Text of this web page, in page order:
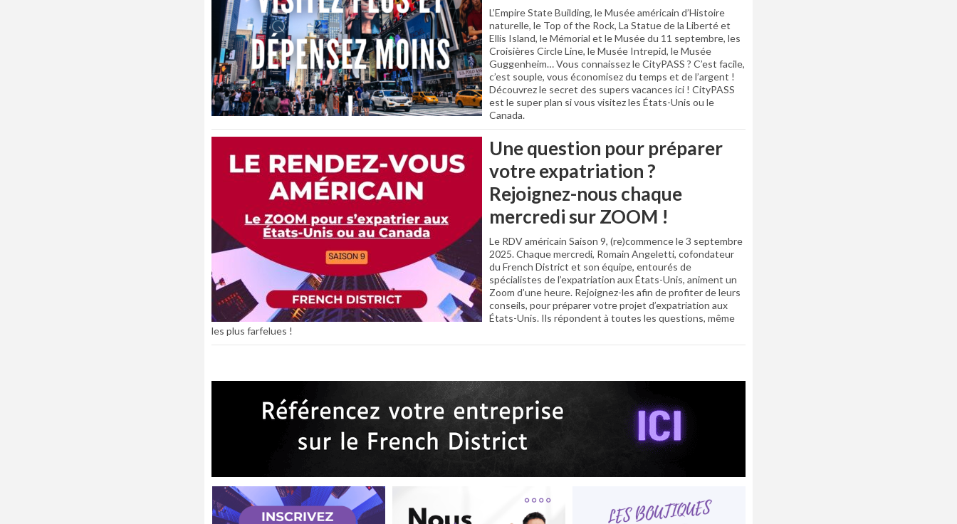
L’Empire State Building, le Musée américain d’Histoire
naturelle, le Top of the Rock, La Statue de la Liberté et
Ellis Island, le Mémorial et le Musée du 11 septembre, les
Croisières Circle Line, le Musée Intrepid, le Musée
Guggenheim… Vous connaissez le CityPASS ? C’est facile,
c’est souple, vous économisez du temps et de l’argent !
Découvrez le secret des supers vacances ici ! CityPASS
est le super plan si vous visitez les États-Unis ou le
Canada.
Une question pour préparer
votre expatriation ?
Rejoignez-nous chaque
mercredi sur ZOOM !
Le RDV américain Saison 9, (re)commence le 3 septembre
2025. Chaque mercredi, Romain Angeletti, cofondateur
du French District et son équipe, entourés de
spécialistes de l’expatriation aux États-Unis, animent un
Zoom d’une heure. Rejoignez-les afin de profiter de leurs
conseils, pour préparer votre projet d’expatriation aux
États-Unis. Ils répondent à toutes les questions, même
les plus farfelues !